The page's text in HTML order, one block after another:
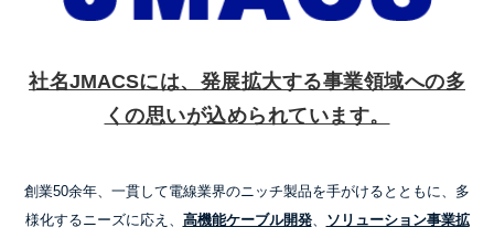
社名JMACSには、発展拡大する事業領域への多
くの思いが込められています。
創業50余年、一貫して電線業界のニッチ製品を手がけるとともに、 多
様化するニーズに応え、 高機能ケーブル開発、 ソリューション事業拡